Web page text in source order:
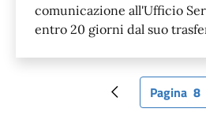
comunicazione all'Ufficio
entro 20 giorni dal suo
PaginaPagina 8